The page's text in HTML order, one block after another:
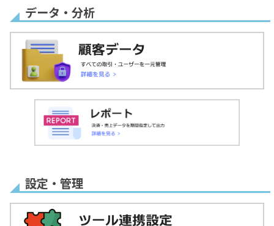
1回払いのみ
事前申込(ウェイティ
ングリスト)
受信用メールアドレ
埋め込みコード
データ・分析
設定・管理